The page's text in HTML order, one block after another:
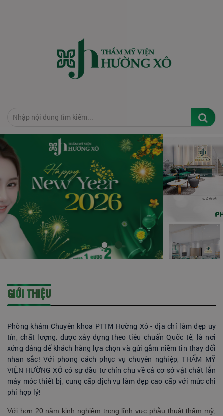
GIỚI THIỆU
Phòng khám Chuyên khoa PTTM Hường Xô - địa chỉ làm đẹp uy
tín, chất lượng, được xây dựng theo tiêu chuẩn Quốc tế, là nơi
xứng đáng để khách hàng lựa chọn và gửi gắm niềm tin thay đổi
nhan sắc! Với phong cách phục vụ chuyên nghiệp, THẨM MỸ
VIỆN HƯỜNG XÔ có sự đầu tư chỉn chu về cả cơ sở vật chất lẫn
máy móc thiết bị, cung cấp dịch vụ làm đẹp cao cấp với mức chi
phí hợp lý!
Với hơn 20 năm kinh nghiệm trong lĩnh vực phẫu thuật thẩm mỹ,